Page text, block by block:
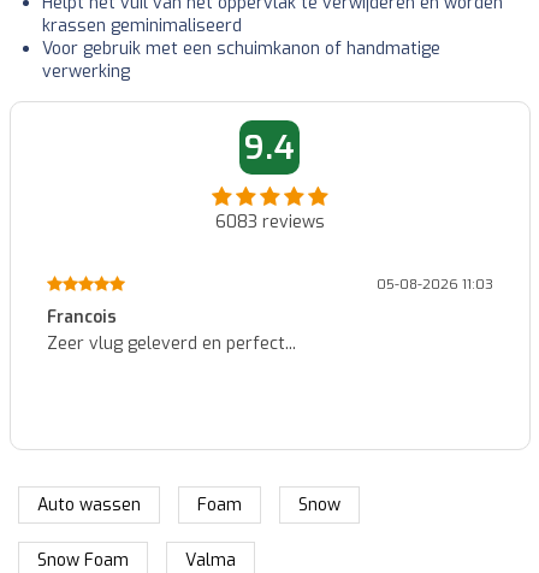
krassen geminimaliseerd
Voor gebruik met een schuimkanon of handmatige
verwerking
9.4
6083 reviews
05-08-2026 11:03
Francois
Zeer vlug geleverd en perfect...
Auto wassen Foam Snow
Snow Foam Valma